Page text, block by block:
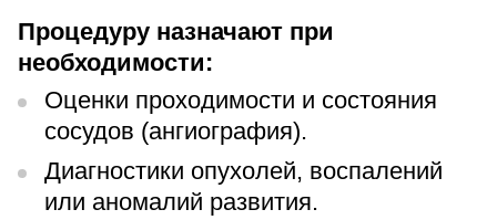
Версия для слабовидящих
Процедуру назначают при
необходимости:
Оценки проходимости и состояния
сосудов (ангиография).
Диагностики опухолей, воспалений
или аномалий развития.